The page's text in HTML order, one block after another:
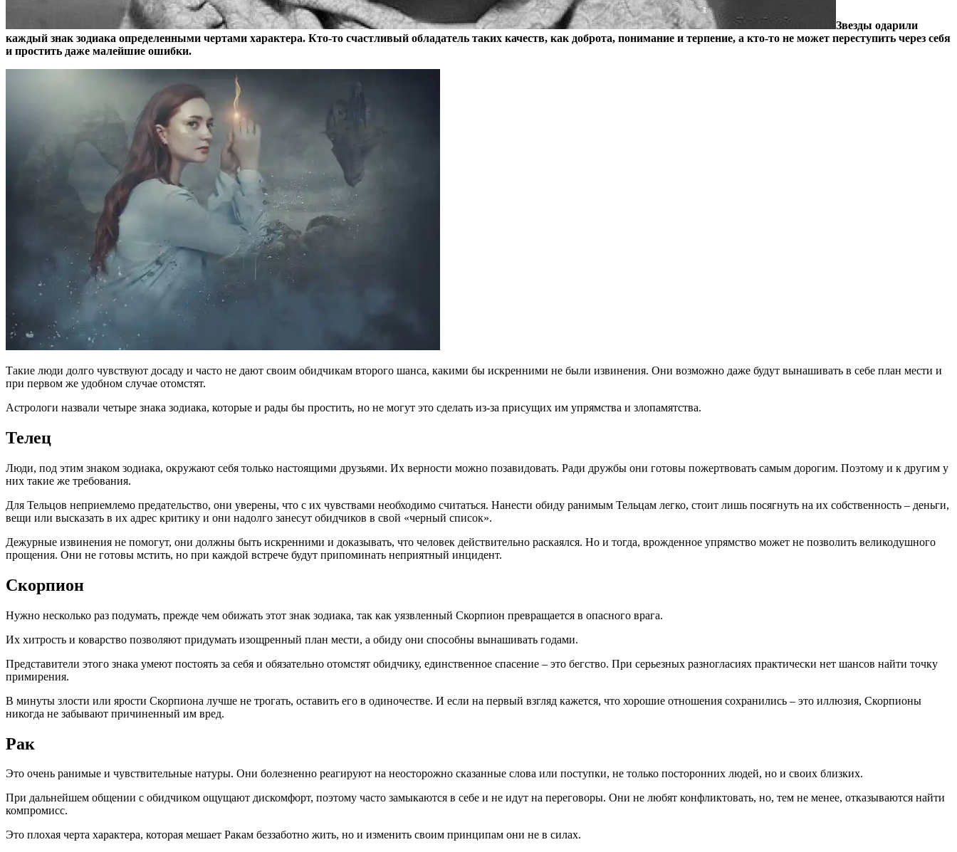
Звезды одарили
каждый знак зодиака определенными чертами характера. Кто-то счастливый обладатель таких качеств, как доброта, понимание и терпение, а кто-то не может переступить через себя
и простить даже малейшие ошибки.
Такие люди долго чувствуют досаду и часто не дают своим обидчикам второго шанса, какими бы искренними не были извинения. Они возможно даже будут вынашивать в себе план мести и
при первом же удобном случае отомстят.
Астрологи назвали четыре знака зодиака, которые и рады бы простить, но не могут это сделать из-за присущих им упрямства и злопамятства.
Телец
Люди, под этим знаком зодиака, окружают себя только настоящими друзьями. Их верности можно позавидовать. Ради дружбы они готовы пожертвовать самым дорогим. Поэтому и к другим у
них такие же требования.
Для Тельцов неприемлемо предательство, они уверены, что с их чувствами необходимо считаться. Нанести обиду ранимым Тельцам легко, стоит лишь посягнуть на их собственность – деньги,
вещи или высказать в их адрес критику и они надолго занесут обидчиков в свой «черный список».
Дежурные извинения не помогут, они должны быть искренними и доказывать, что человек действительно раскаялся. Но и тогда, врожденное упрямство может не позволить великодушного
прощения. Они не готовы мстить, но при каждой встрече будут припоминать неприятный инцидент.
Скорпион
Нужно несколько раз подумать, прежде чем обижать этот знак зодиака, так как уязвленный Скорпион превращается в опасного врага.
Их хитрость и коварство позволяют придумать изощренный план мести, а обиду они способны вынашивать годами.
Представители этого знака умеют постоять за себя и обязательно отомстят обидчику, единственное спасение – это бегство. При серьезных разногласиях практически нет шансов найти точку
примирения.
В минуты злости или ярости Скорпиона лучше не трогать, оставить его в одиночестве. И если на первый взгляд кажется, что хорошие отношения сохранились – это иллюзия, Скорпионы
никогда не забывают причиненный им вред.
Рак
Это очень ранимые и чувствительные натуры. Они болезненно реагируют на неосторожно сказанные слова или поступки, не только посторонних людей, но и своих близких.
При дальнейшем общении с обидчиком ощущают дискомфорт, поэтому часто замыкаются в себе и не идут на переговоры. Они не любят конфликтовать, но, тем не менее, отказываются найти
компромисс.
Это плохая черта характера, которая мешает Ракам беззаботно жить, но и изменить своим принципам они не в силах.